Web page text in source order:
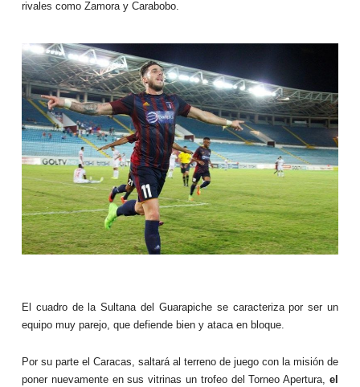
rivales como Zamora y Carabobo.
El cuadro de la Sultana del Guarapiche se caracteriza por ser un
equipo muy parejo, que defiende bien y ataca en bloque.
Por su parte el Caracas, saltará al terreno de juego con la misión de
poner nuevamente en sus vitrinas un trofeo del Torneo Apertura, el